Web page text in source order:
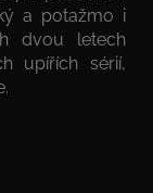
a potažmo i
dvou letech
upířích sérií,